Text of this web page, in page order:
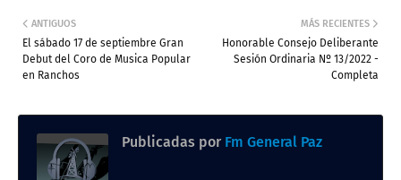
MÁS RECIENTES
Honorable Consejo Deliberante
Sesión Ordinaria Nº 13/2022 -
Completa
ANTIGUOS
El sábado 17 de septiembre Gran
Debut del Coro de Musica Popular
en Ranchos
Publicadas por Fm General Paz